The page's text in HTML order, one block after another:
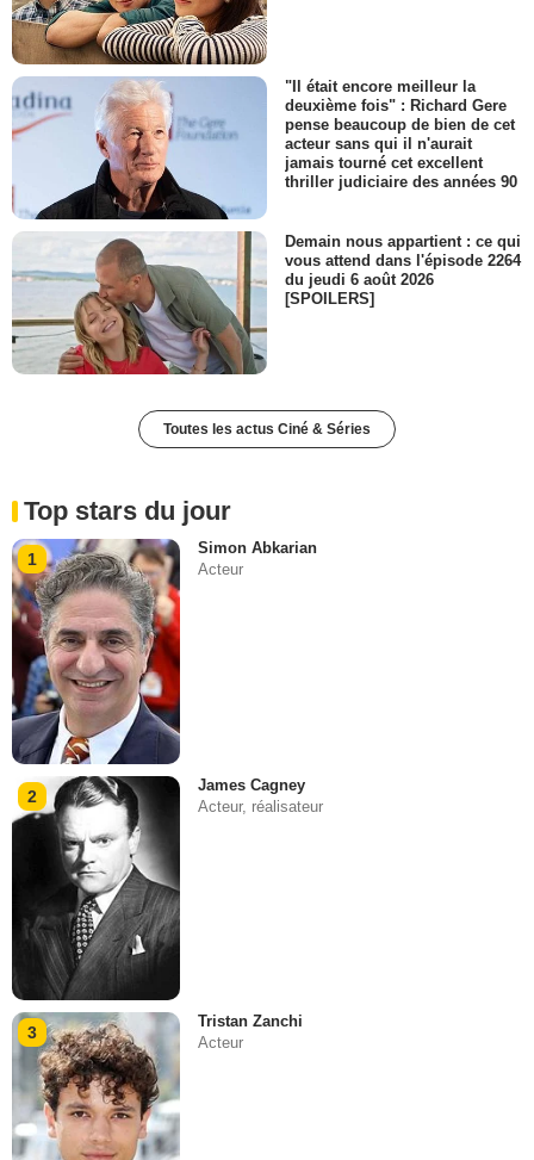
"Il était encore meilleur la
deuxième fois" : Richard Gere
pense beaucoup de bien de cet
acteur sans qui il n'aurait
jamais tourné cet excellent
thriller judiciaire des années 90
Demain nous appartient : ce qui
vous attend dans l'épisode 2264
du jeudi 6 août 2026
[SPOILERS]
Toutes les actus Ciné & Séries
Top stars du jour
1
Simon Abkarian
Acteur
2
James Cagney
Acteur, réalisateur
3
Tristan Zanchi
Acteur